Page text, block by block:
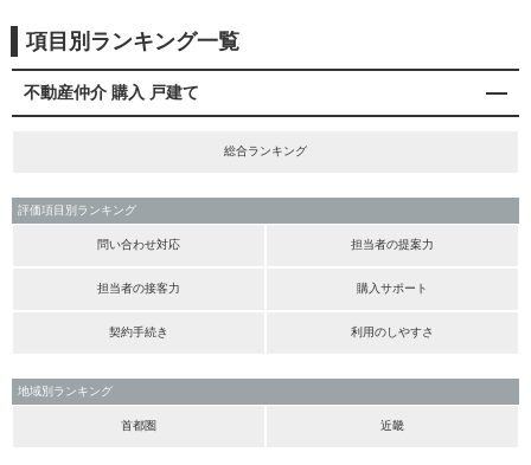
項目別ランキング一覧
不動産仲介 購入 戸建て
総合ランキング
評価項目別ランキング
問い合わせ対応 担当者の提案力
担当者の接客力 購入サポート
契約手続き 利用のしやすさ
地域別ランキング
首都圏 近畿